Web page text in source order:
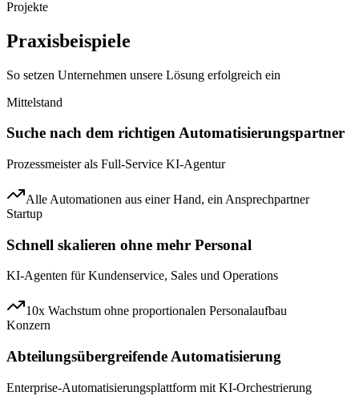
Projekte
Praxisbeispiele
So setzen Unternehmen unsere Lösung erfolgreich ein
Mittelstand
Suche nach dem richtigen Automatisierungspartner
Prozessmeister als Full-Service KI-Agentur
Alle Automationen aus einer Hand, ein Ansprechpartner
Startup
Schnell skalieren ohne mehr Personal
KI-Agenten für Kundenservice, Sales und Operations
10x Wachstum ohne proportionalen Personalaufbau
Konzern
Abteilungsübergreifende Automatisierung
Enterprise-Automatisierungsplattform mit KI-Orchestrierung